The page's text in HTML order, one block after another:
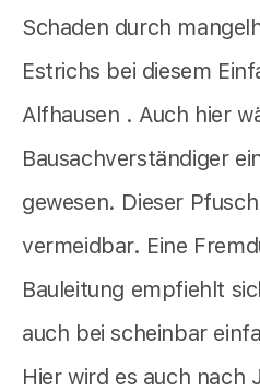
Schaden durch
Estrichs bei diesem
Alfhausen . Auch hier
Bausachverständiger
gewesen. Dieser
vermeidbar. Eine
Bauleitung empfiehlt
auch bei scheinbar
Hier wird es auch nach